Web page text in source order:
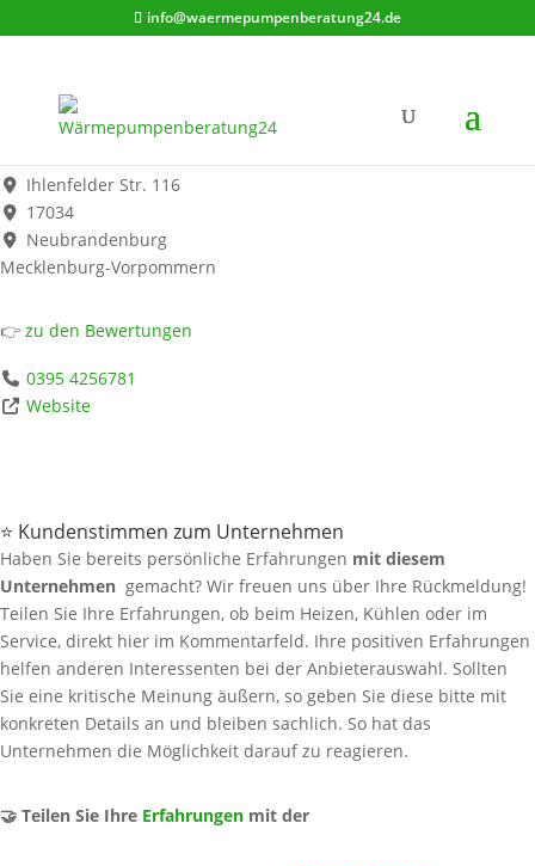
info@waermepumpenberatung24.de
B&W Brzezinski & Westmann GbR Heizung - Sanitär - Gas
Werbung*
Ihlenfelder Str. 116
17034
Neubrandenburg
Mecklenburg-Vorpommern
👉 zu den Bewertungen
0395 4256781
Website
⭐ Kundenstimmen zum Unternehmen
Haben Sie bereits persönliche Erfahrungen mit diesem
Unternehmen gemacht? Wir freuen uns über Ihre Rückmeldung!
Teilen Sie Ihre Erfahrungen, ob beim Heizen, Kühlen oder im
Service, direkt hier im Kommentarfeld. Ihre positiven Erfahrungen
helfen anderen Interessenten bei der Anbieterauswahl. Sollten
Sie eine kritische Meinung äußern, so geben Sie diese bitte mit
konkreten Details an und bleiben sachlich. So hat das
Unternehmen die Möglichkeit darauf zu reagieren.
🤝 Teilen Sie Ihre Erfahrungen mit der